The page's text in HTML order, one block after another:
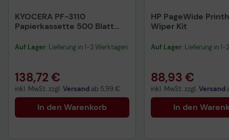
KYOCERA PF-3110
Papierkassette 500 Blatt
M31xx / M36xx / M38xx
Auf Lager: Lieferung in 1-2 Werktagen
138,72 €
inkl. MwSt. zzgl. Versand ab 5,99 €
In den Warenkorb
HP PageWide
Wiper Kit
Auf Lager: Lieferung in
88,93 €
inkl. MwSt. zzgl. Versand
In den